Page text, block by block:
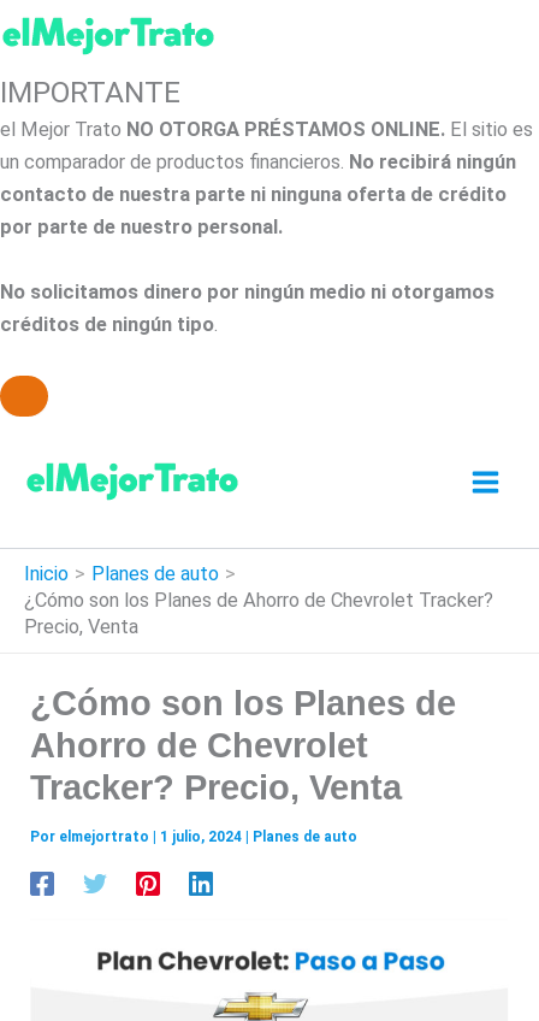
IMPORTANTE
el Mejor Trato NO OTORGA PRÉSTAMOS ONLINE. El sitio es
un comparador de productos financieros. No recibirá ningún
contacto de nuestra parte ni ninguna oferta de crédito
por parte de nuestro personal.
No solicitamos dinero por ningún medio ni otorgamos
créditos de ningún tipo.
contenido
Inicio
Planes de auto
¿Cómo son los Planes de Ahorro de Chevrolet Tracker?
Precio, Venta
¿Cómo son los Planes de
Ahorro de Chevrolet
Tracker? Precio, Venta
Por elmejortrato 1 julio, 2024 Planes de auto